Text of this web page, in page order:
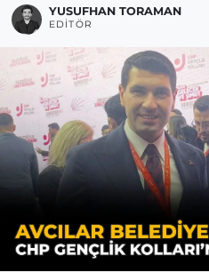
YUSUFHAN TORAMAN
EDITÖR